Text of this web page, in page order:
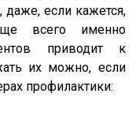
даже, если кажется,
всего именно
приводит к
их можно, если
профилактики: